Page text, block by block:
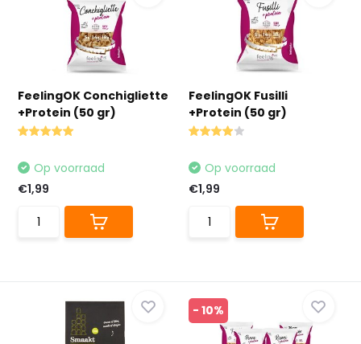
FeelingOK Conchigliette
+Protein (50 gr)
Op voorraad
€1,99
FeelingOK Fusilli
+Protein (50 gr)
Op voorraad
€1,99
- 10%